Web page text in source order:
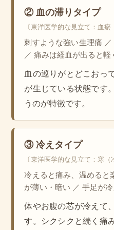
② 血の滞りタイプ
〔東洋医学的な見立て：血瘀
刺すような強い生理痛
／ 痛みは経血が出ると軽
血の巡りがとどこおっ
が生じている状態です
うのが特徴です。
③ 冷えタイプ
〔東洋医学的な見立て：寒（
冷えると痛み、温めると
が薄い・暗い ／ 手足が冷
体やお腹の芯が冷えて
す。シクシクと続く痛